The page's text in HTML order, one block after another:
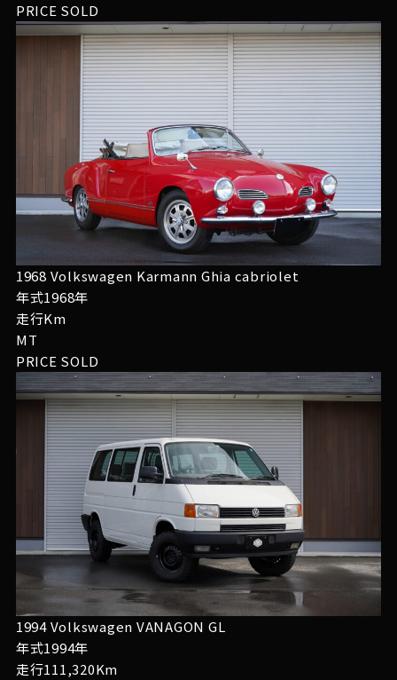
PRICE SOLD
1968 Volkswagen Karmann Ghia cabriolet
年式1968年
走行Km
MT
PRICE SOLD
1994 Volkswagen VANAGON GL
年式1994年
走行111,320Km